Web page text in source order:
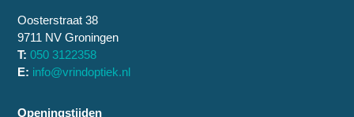
Oosterstraat 38
9711 NV Groningen
T: 050 3122358
E: info@vrindoptiek.nl
Openingstijden